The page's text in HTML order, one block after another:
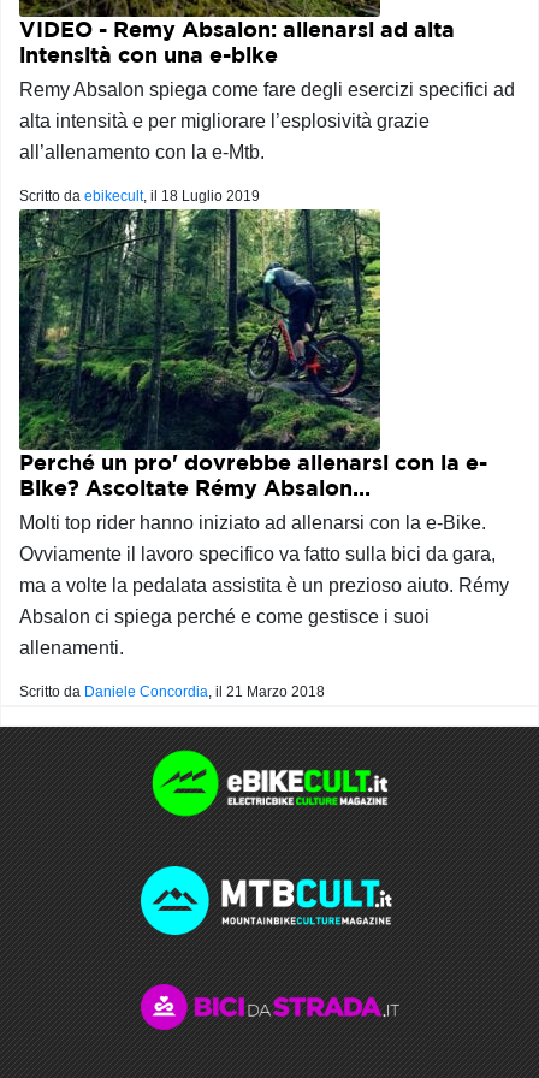
VIDEO - Remy Absalon: allenarsi ad alta
intensità con una e-bike
Remy Absalon spiega come fare degli esercizi specifici ad
alta intensità e per migliorare l’esplosività grazie
all’allenamento con la e-Mtb.
Scritto da ebikecult, il 18 Luglio 2019
Perché un pro' dovrebbe allenarsi con la e-
Bike? Ascoltate Rémy Absalon...
Molti top rider hanno iniziato ad allenarsi con la e-Bike.
Ovviamente il lavoro specifico va fatto sulla bici da gara,
ma a volte la pedalata assistita è un prezioso aiuto. Rémy
Absalon ci spiega perché e come gestisce i suoi
allenamenti.
Scritto da Daniele Concordia, il 21 Marzo 2018